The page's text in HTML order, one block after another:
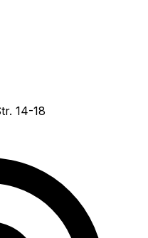
14-18